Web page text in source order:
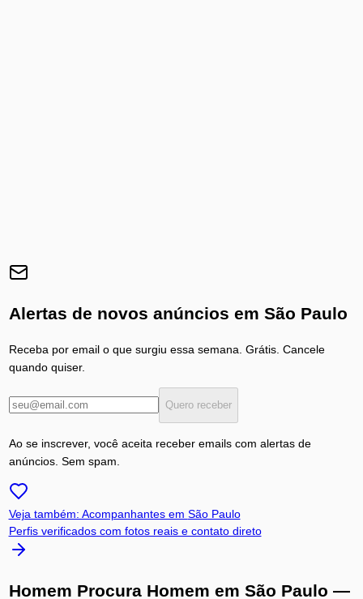
Alertas de novos anúncios em São Paulo
Receba por email o que surgiu essa semana. Grátis. Cancele
quando quiser.
Quero receber
Ao se inscrever, você aceita receber emails com alertas de
anúncios. Sem spam.
Veja também: Acompanhantes em São Paulo
Perfis verificados com fotos reais e contato direto
Homem Procura Homem em São Paulo —